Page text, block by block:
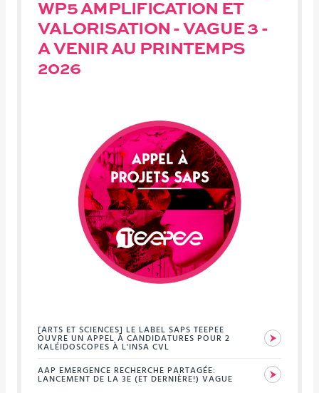
WP5 AMPLIFICATION ET
VALORISATION - VAGUE 3 -
A VENIR AU PRINTEMPS
2026
[ARTS ET SCIENCES] LE LABEL SAPS TEEPEE
OUVRE UN APPEL À CANDIDATURES POUR 2
KALÉIDOSCOPES À L'INSA CVL
AAP EMERGENCE RECHERCHE PARTAGÉE:
LANCEMENT DE LA 3E (ET DERNIÈRE!) VAGUE